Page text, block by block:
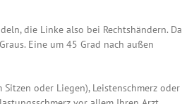
die Linke also bei Rechtshändern.
Eine um 45 Grad nach außen
oder Liegen), Leistenschmerz oder